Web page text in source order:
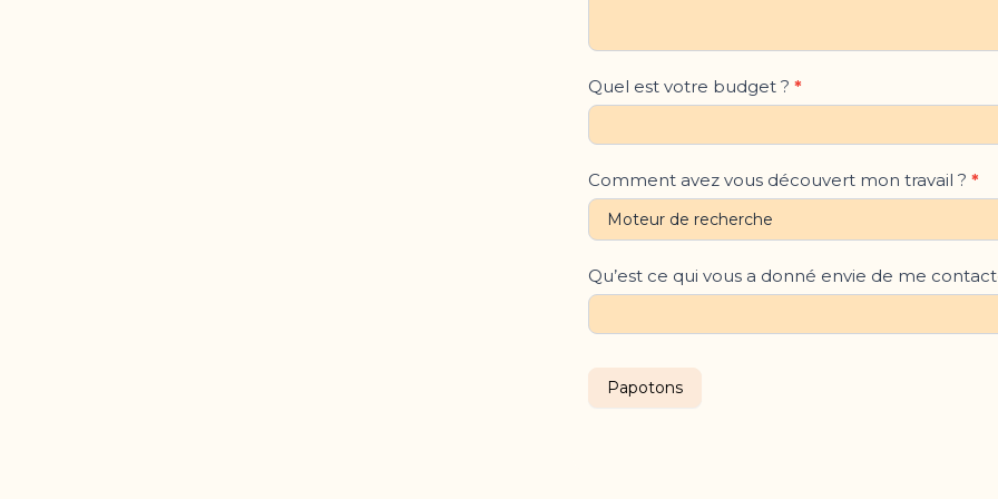
Quel est votre budget ? *
Comment avez vous découvert mon travail ? *
Qu’est ce qui vous a donné envie de me
Papotons